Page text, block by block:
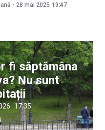
- 28 mai 2025 19:47
fi săptămâna
Nu sunt
17:35